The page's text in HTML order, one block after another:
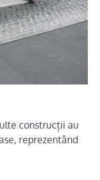
construcții au
reprezentând